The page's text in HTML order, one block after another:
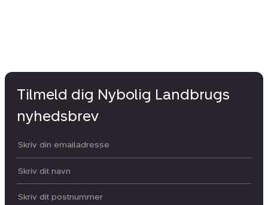
Tilmeld dig Nybolig Landbrugs
nyhedsbrev
Din email:
Dit navn:
Postnummer